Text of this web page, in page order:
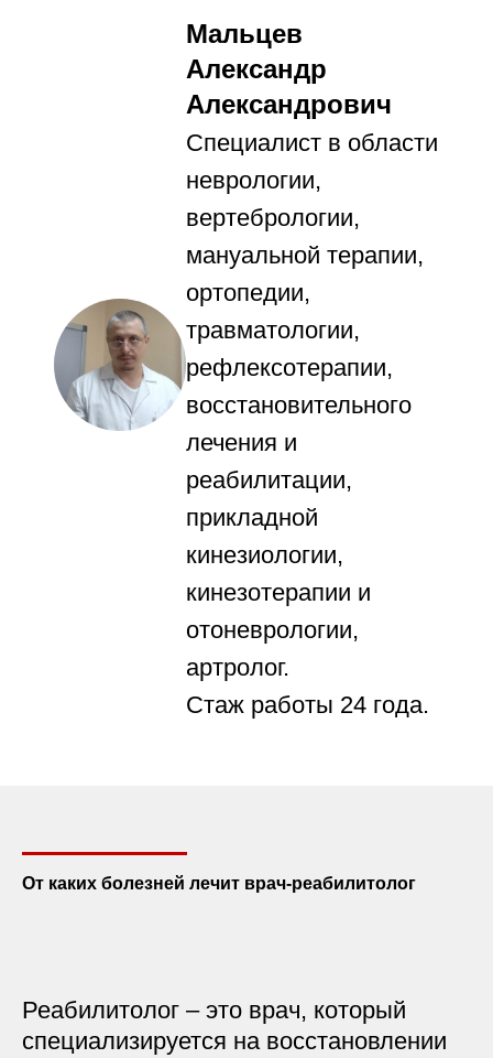
Мальцев
Александр
Александрович
Специалист в области
неврологии,
вертебрологии,
мануальной терапии,
ортопедии,
травматологии,
рефлексотерапии,
восстановительного
лечения и
реабилитации,
прикладной
кинезиологии,
кинезотерапии и
отоневрологии,
артролог.
Стаж работы 24 года.
От каких болезней лечит врач-реабилитолог
Реабилитолог – это врач, который
специализируется на восстановлении